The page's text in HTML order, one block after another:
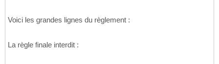
Voici les grandes lignes du règlement :
La règle finale interdit :